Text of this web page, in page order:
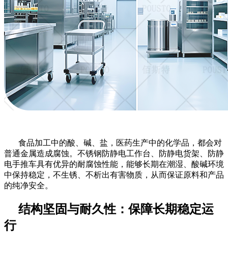
食品加工中的酸、碱、盐，医药生产中的化学品，都会对
普通金属造成腐蚀。不锈钢防静电工作台、防静电货架、防静
电手推车具有优异的耐腐蚀性能，能够长期在潮湿、酸碱环境
中保持稳定，不生锈、不析出有害物质，从而保证原料和产品
的纯净安全。
结构坚固与耐久性：保障长期稳定运
行